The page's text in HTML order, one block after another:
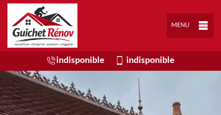
MENU
indisponible indisponible